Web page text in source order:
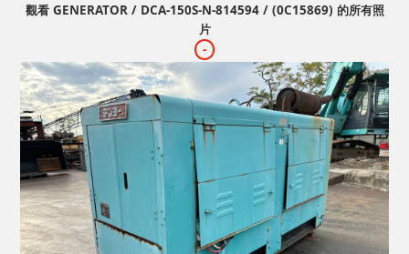
觀看 GENERATOR / DCA-150S-N-814594 / (0C15869) 的所有照
片